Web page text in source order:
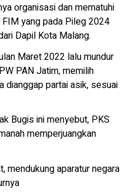
organisasi dan mematuhi
yang pada Pileg 2024
Dapil Kota Malang.
Maret 2022 lalu mundur
PAN Jatim, memilih
dianggap partai asik, sesuai
Bugis ini menyebut, PKS
memperjuangkan
mendukung aparatur negara